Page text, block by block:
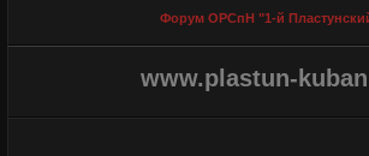
Форум ОРСпН "1-й
www.plastun-